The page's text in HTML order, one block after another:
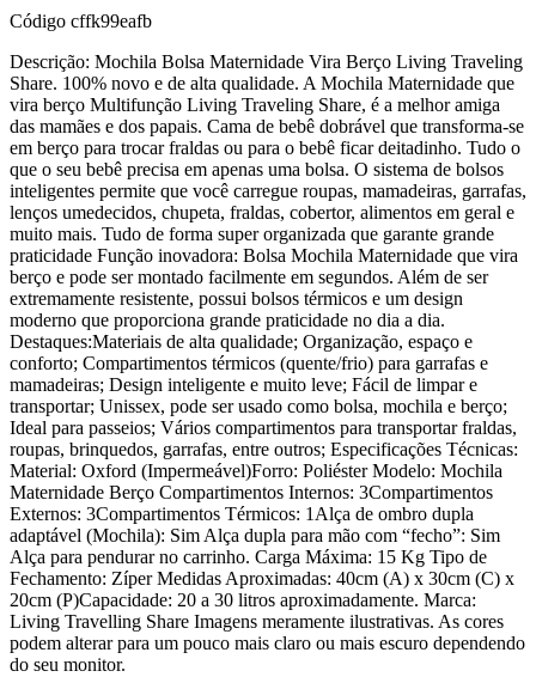
Código cffk99eafb
Descrição: Mochila Bolsa Maternidade Vira Berço Living Traveling
Share. 100% novo e de alta qualidade. A Mochila Maternidade que
vira berço Multifunção Living Traveling Share, é a melhor amiga
das mamães e dos papais. Cama de bebê dobrável que transforma-se
em berço para trocar fraldas ou para o bebê ficar deitadinho. Tudo o
que o seu bebê precisa em apenas uma bolsa. O sistema de bolsos
inteligentes permite que você carregue roupas, mamadeiras, garrafas,
lenços umedecidos, chupeta, fraldas, cobertor, alimentos em geral e
muito mais. Tudo de forma super organizada que garante grande
praticidade Função inovadora: Bolsa Mochila Maternidade que vira
berço e pode ser montado facilmente em segundos. Além de ser
extremamente resistente, possui bolsos térmicos e um design
moderno que proporciona grande praticidade no dia a dia.
Destaques:Materiais de alta qualidade; Organização, espaço e
conforto; Compartimentos térmicos (quente/frio) para garrafas e
mamadeiras; Design inteligente e muito leve; Fácil de limpar e
transportar; Unissex, pode ser usado como bolsa, mochila e berço;
Ideal para passeios; Vários compartimentos para transportar fraldas,
roupas, brinquedos, garrafas, entre outros; Especificações Técnicas:
Material: Oxford (Impermeável)Forro: Poliéster Modelo: Mochila
Maternidade Berço Compartimentos Internos: 3Compartimentos
Externos: 3Compartimentos Térmicos: 1Alça de ombro dupla
adaptável (Mochila): Sim Alça dupla para mão com “fecho”: Sim
Alça para pendurar no carrinho. Carga Máxima: 15 Kg Tipo de
Fechamento: Zíper Medidas Aproximadas: 40cm (A) x 30cm (C) x
20cm (P)Capacidade: 20 a 30 litros aproximadamente. Marca:
Living Travelling Share Imagens meramente ilustrativas. As cores
podem alterar para um pouco mais claro ou mais escuro dependendo
do seu monitor.